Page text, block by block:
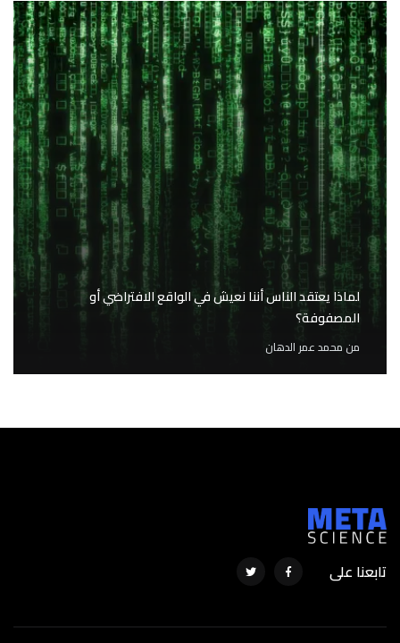
لماذا يعتقد الناس أننا نعيش في الواقع الافتراضي أو
المصفوفة؟
من محمد عمر الدهان
تابعنا على